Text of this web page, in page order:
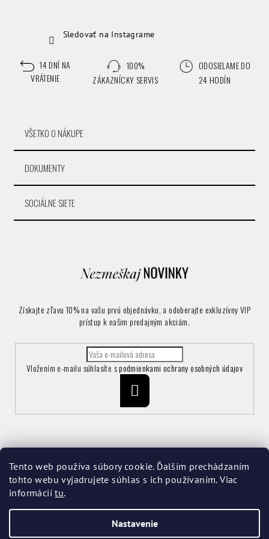
Tento web používa súbory cookie. Ďalším prechádzaním
tohto webu vyjadrujete súhlas s ich používaním. Viac
informáciítu.
Nastavenie
Sledovať na Instagrame
14 DNÍ NA
VRÁTENIE
100%
ZÁKAZNÍCKY SERVIS
ODOSIELAME DO
24 HODÍN
VŠETKO O NÁKUPE
DOKUMENTY
SOCIÁLNE SIETE
Získajte zľavu 10% na vašu prvú objednávku, a odoberajte exkluzívny VIP
prístup k našim predajným akciám.
Vložením e-mailu súhlasíte spodmienkami ochrany osobných údajov
Vrátenie a reklamácia tovaru
Obchodné podmienky